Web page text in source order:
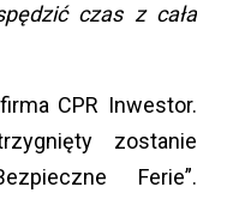
czas z cała
CPR Inwestor.
zostanie
Ferie”.